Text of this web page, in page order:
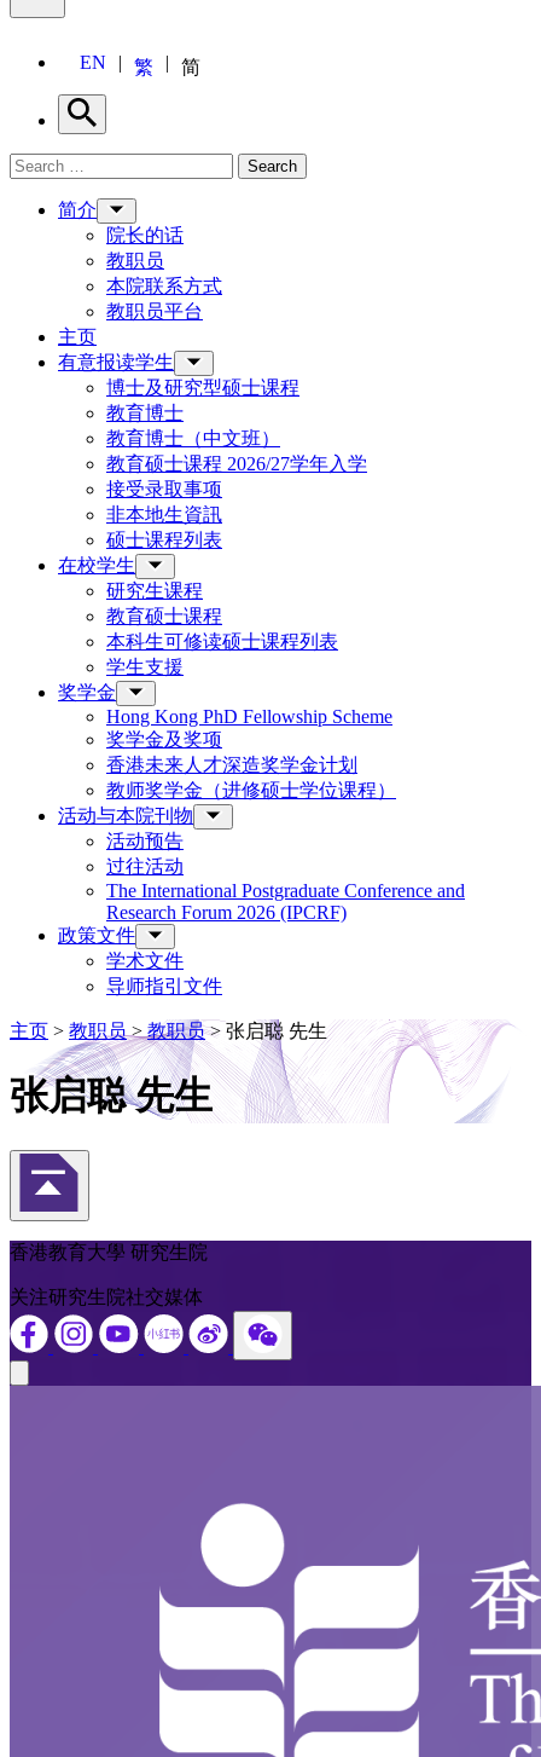
EN 繁 简
Search
Search for: Search
简介
院长的话
教职员
本院联系方式
教职员平台
主页
有意报读学生
博士及研究型硕士课程
教育博士
教育博士（中文班）
教育硕士课程 2026/27学年入学
接受录取事项
非本地生資訊
硕士课程列表
在校学生
研究生课程
教育硕士课程
本科生可修读硕士课程列表
学生支援
奖学金
Hong Kong PhD Fellowship Scheme
奖学金及奖项
香港未来人才深造奖学金计划
教师奖学金（进修硕士学位课程）
活动与本院刊物
活动预告
过往活动
The International Postgraduate Conference and
Research Forum 2026 (IPCRF)
政策文件
学术文件
导师指引文件
主页 > 教职员> 教职员> 张启聪 先生
张启聪 先生
返回頁首
香港教育大學 研究生院
关注研究生院社交媒体
Close modal